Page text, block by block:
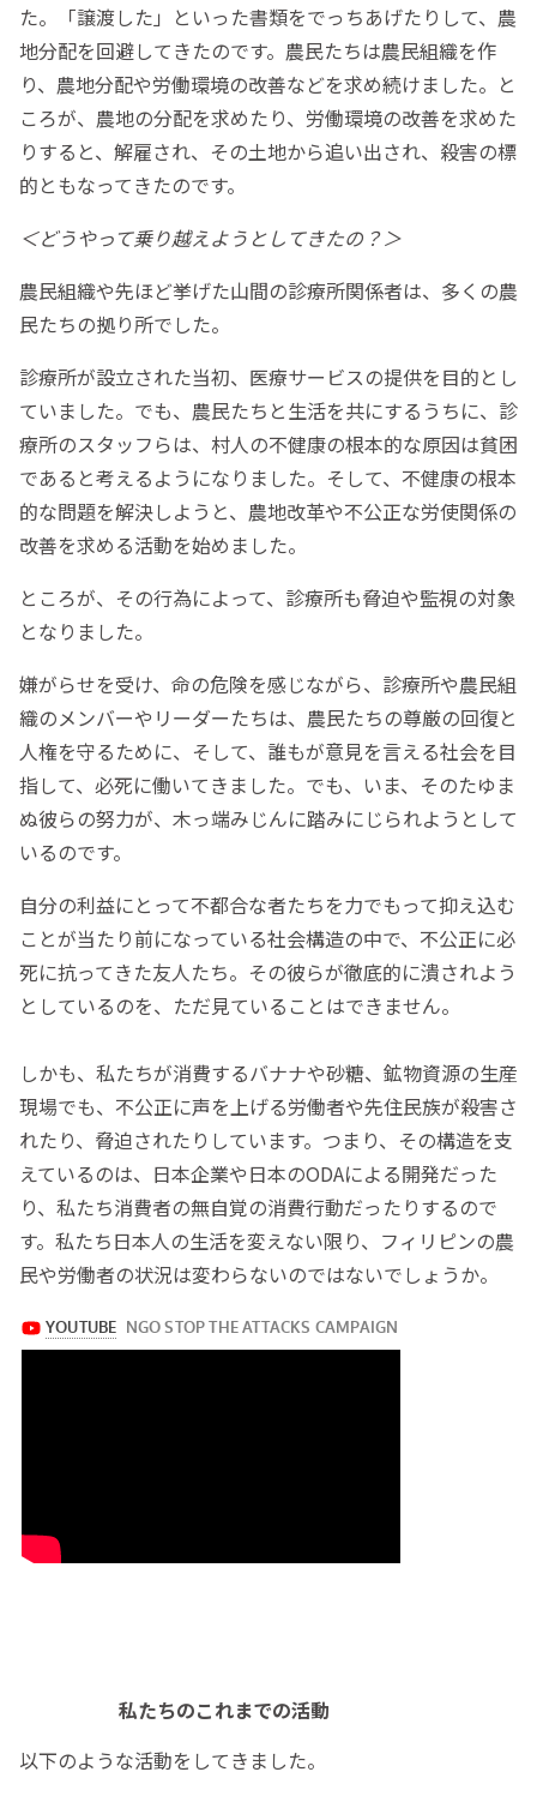
た。「譲渡した」といった書類をでっちあげたりして、農
地分配を回避してきたのです。農民たちは農民組織を作
り、農地分配や労働環境の改善などを求め続けました。と
ころが、農地の分配を求めたり、労働環境の改善を求めた
りすると、解雇され、その土地から追い出され、殺害の標
的ともなってきたのです。
＜どうやって乗り越えようとしてきたの？＞
農民組織や先ほど挙げた山間の診療所関係者は、多くの農
民たちの拠り所でした。
診療所が設立された当初、医療サービスの提供を目的とし
ていました。でも、農民たちと生活を共にするうちに、診
療所のスタッフらは、村人の不健康の根本的な原因は貧困
であると考えるようになりました。そして、不健康の根本
的な問題を解決しようと、農地改革や不公正な労使関係の
改善を求める活動を始めました。
ところが、その行為によって、診療所も脅迫や監視の対象
となりました。
嫌がらせを受け、命の危険を感じながら、診療所や農民組
織のメンバーやリーダーたちは、農民たちの尊厳の回復と
人権を守るために、そして、誰もが意見を言える社会を目
指して、必死に働いてきました。でも、いま、そのたゆま
ぬ彼らの努力が、木っ端みじんに踏みにじられようとして
いるのです。
自分の利益にとって不都合な者たちを力でもって抑え込む
ことが当たり前になっている社会構造の中で、不公正に必
死に抗ってきた友人たち。その彼らが徹底的に潰されよう
としているのを、ただ見ていることはできません。
しかも、私たちが消費するバナナや砂糖、鉱物資源の生産
現場でも、不公正に声を上げる労働者や先住民族が殺害さ
れたり、脅迫されたりしています。つまり、その構造を支
えているのは、日本企業や日本のODAによる開発だった
り、私たち消費者の無自覚の消費行動だったりするので
す。私たち日本人の生活を変えない限り、フィリピンの農
民や労働者の状況は変わらないのではないでしょうか。
私たちのこれまでの活動
以下のような活動をしてきました。